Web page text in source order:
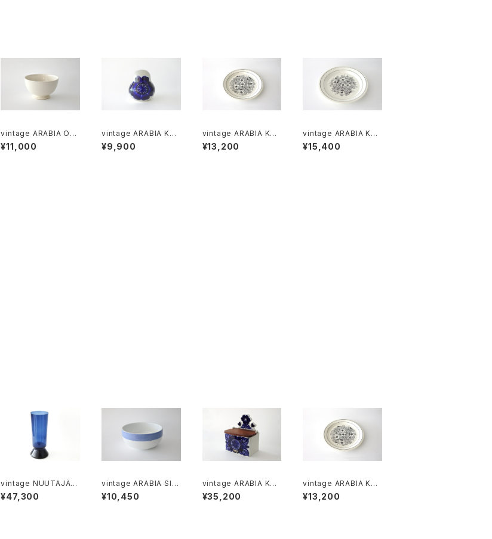
vintage ARABIA O-
model bowl ivory /
ヴィンテージ アラビア
¥11,000
vintage ARABIA KÖ
ÖKKI salt＆pepper s
haker cobalt / ヴィン
¥9,900
vintage ARABIA KR
OKUS Plate 20cm /
ヴィンテージ アラビア
¥13,200
vintage ARABIA KR
OKUS Plate 24cm /
ヴィンテージ アラビア
¥15,400
vintage NUUTAJÄR
VI 1428 vase XL / ヴ
ィンテージ ヌータヤルヴ
¥47,300
vintage ARABIA SINI
VALKO R-model bo
wl / オールドアラビア
¥10,450
vintage ARABIA KÖ
ÖKKI salt box cobal
t / ヴィンテージ アラビ
¥35,200
vintage ARABIA KR
OKUS Plate 20cm /
ヴィンテージ アラビア
¥13,200